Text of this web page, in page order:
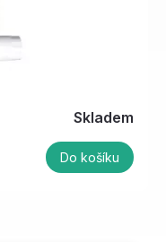
Skladem
Do košíku